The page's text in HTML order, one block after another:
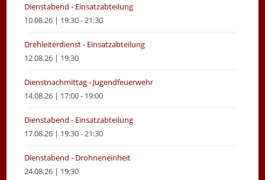
Dienstabend - Einsatzabteilung
10.08.26 | 19:30 - 21:30
Drehleiterdienst - Einsatzabteilung
12.08.26 | 19:30
Dienstnachmittag - Jugendfeuerwehr
14.08.26 | 17:00 - 19:00
Dienstabend - Einsatzabteilung
17.08.26 | 19:30 - 21:30
Dienstabend - Drohneneinheit
24.08.26 | 19:30